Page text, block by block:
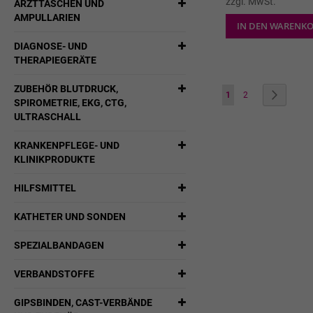
IN DEN
Seite
Sie lesen gerade die Seite
1 Seite
2
ARZTTASCHEN UND
AMPULLARIEN
DIAGNOSE- UND
THERAPIEGERÄTE
ZUBEHÖR BLUTDRUCK,
SPIROMETRIE, EKG, CTG,
ULTRASCHALL
KRANKENPFLEGE- UND
KLINIKPRODUKTE
HILFSMITTEL
KATHETER UND SONDEN
SPEZIALBANDAGEN
VERBANDSTOFFE
GIPSBINDEN, CAST-VERBÄNDE